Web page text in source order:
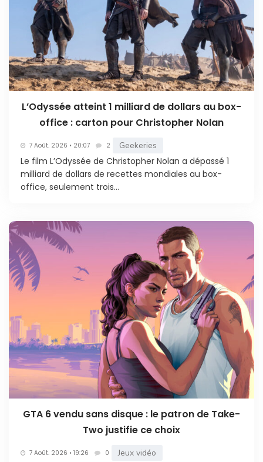
L’Odyssée atteint 1 milliard de dollars au box-
office : carton pour Christopher Nolan
7 Août. 2026 • 20:07 2 Geekeries
Le film L’Odyssée de Christopher Nolan a dépassé 1
milliard de dollars de recettes mondiales au box-
office, seulement trois...
GTA 6 vendu sans disque : le patron de Take-
Two justifie ce choix
7 Août. 2026 • 19:26 0 Jeux vidéo